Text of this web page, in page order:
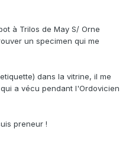
à Trilos de May S/ Orne
un specimen qui me
dans la vitrine, il me
a vécu pendant l'Ordovicien
preneur !